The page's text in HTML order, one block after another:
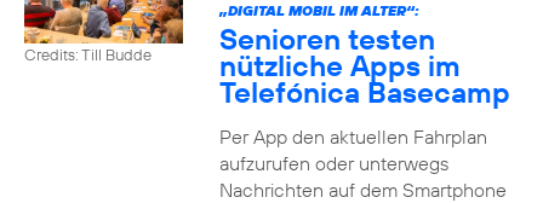
Credits: Till Budde
„DIGITAL MOBIL IM ALTER“:
Senioren testen
nützliche Apps im
Telefónica Basecamp
Per App den aktuellen Fahrplan
aufzurufen oder unterwegs
Nachrichten auf dem Smartphone